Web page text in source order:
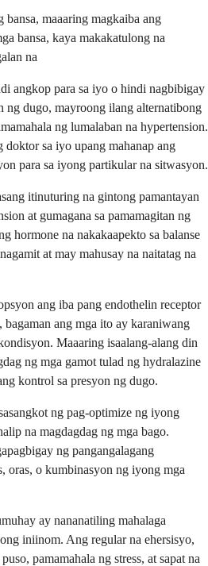
maaaring magkaiba ang
bansa, kaya makakatulong na
na
angkop para sa iyo o hindi nagbibigay
ng dugo, mayroong ilang alternatibong
ng lumalaban na hypertension.
sa iyo upang mahanap ang
para sa iyong partikular na sitwasyon.
itinuturing na gintong pamantayan
at gumagana sa pamamagitan ng
hormone na nakakaapekto sa balanse
at may mahusay na naitatag na
ang iba pang endothelin receptor
bagaman ang mga ito ay karaniwang
Maaaring isaalang-alang din
ng mga gamot tulad ng hydralazine
kontrol sa presyon ng dugo.
ng pag-optimize ng iyong
na magdagdag ng mga bago.
ng pangangalagang
oras, o kumbinasyon ng iyong mga
ay nananatiling mahalaga
iniinom. Ang regular na ehersisyo,
pamamahala ng stress, at sapat na